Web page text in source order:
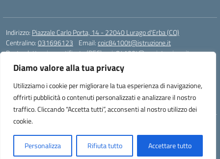
Diamo valore alla tua privacy
Utilizziamo i cookie per migliorare la tua esperienza di navigazione,
offrirti pubblicità o contenuti personalizzati e analizzare il nostro
traffico. Cliccando “Accetta tutti”, acconsenti al nostro utilizzo dei
cookie.
Personalizza Rifiuta tutto Accettare tutto
Indirizzo: Piazzale Carlo Porta, 14 - 22040 Lurago d'Erba (CO)
Centralino:031696123 Email:coic84100t@istruzione.it
Posta elettronica certificata (PEC):coic84100t@pec.istruzione.it
Codice fiscale: 82002040135
Codice meccanografico:
COIC84100T
Codice unico di fatturazione (CUF): UFKWZ7